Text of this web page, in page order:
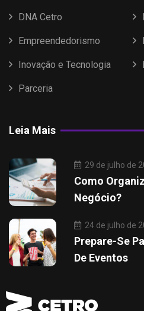
DNA Cetro
Empreendedorismo
Inovação e Tecnologia
Parceria
Leia Mais
29 de julho de
Como
Negócio?
24 de julho de
Prepare-Se
De Eventos